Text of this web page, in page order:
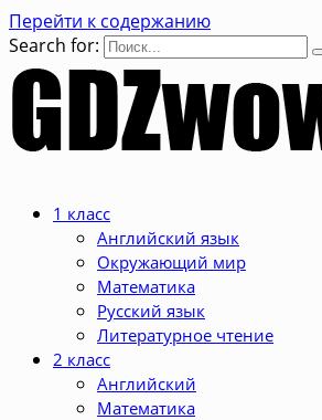
Перейти к содержанию
Search for:
1 класс
Английский язык
Окружающий мир
Математика
Русский язык
Литературное чтение
2 класс
Английский
Математика